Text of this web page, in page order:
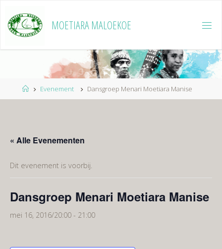
naar
de
MOETIARA MALOEKOE
HomeEvenement Dansgroep Menari Moetiara Manise
« Alle Evenementen
Dit evenement is voorbij.
Dansgroep Menari Moetiara Manise
mei 16, 2016/20:00 - 21:00